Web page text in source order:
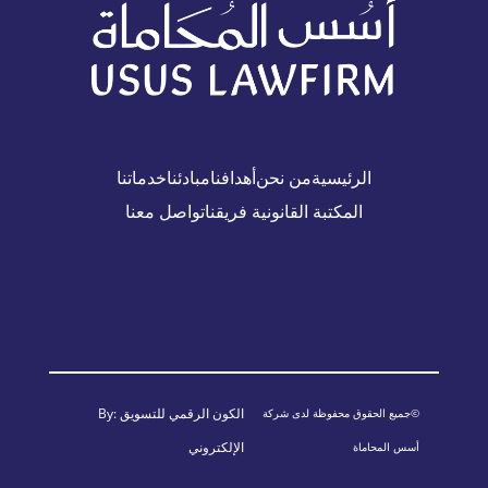
الرئيسيةمن نحنأهدافنامبادئناخدماتنا
المكتبة القانونية فريقناتواصل معنا
By:الكون الرقمي للتسويق
الإلكتروني
©جميع الحقوق محفوظة لدى شركة
أسس المحاماة